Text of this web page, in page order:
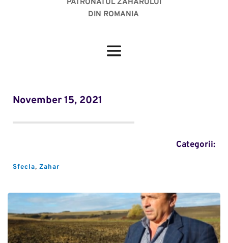
PATRONATUL ZAHARULUI
DIN ROMANIA
November 15, 2021
Categorii:
Sfecla, Zahar